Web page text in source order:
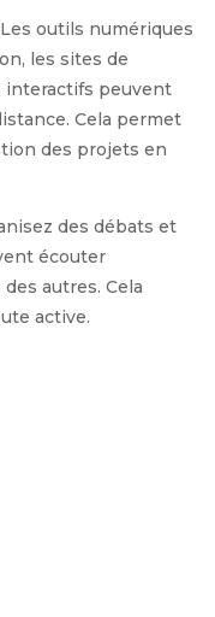
Les outils numériques
les sites de
interactifs peuvent
Cela permet
des projets en
des débats et
écouter
autres. Cela
active.